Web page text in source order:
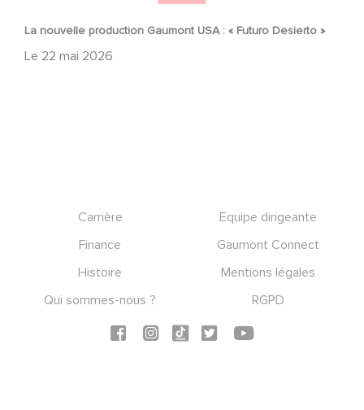
La nouvelle production Gaumont USA : « Futuro Desierto »
Le 22 mai 2026
Carrière
Equipe dirigeante
Finance
Gaumont Connect
Histoire
Mentions légales
Qui sommes-nous ?
RGPD
Social icons